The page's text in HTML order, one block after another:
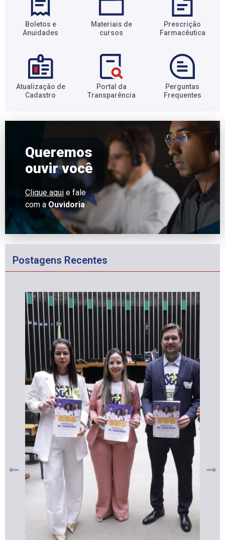
Boletos e
Anuidades​
Materiais de
cursos​
Prescrição
Farmacêutica​
Atualização de
Cadastro​
Portal da
Transparência​
Perguntas
Frequentes​
Queremos
ouvir você
Clique aqui e fale
com aOuvidoria
Postagens Recentes